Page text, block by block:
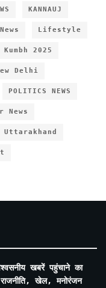
KANNAUJ
Lifestyle
Kumbh 2025
Delhi
POLITICS NEWS
News
Uttarakhand
खबरें पहुंचाने का
राजनीति, खेल, मनोरंजन